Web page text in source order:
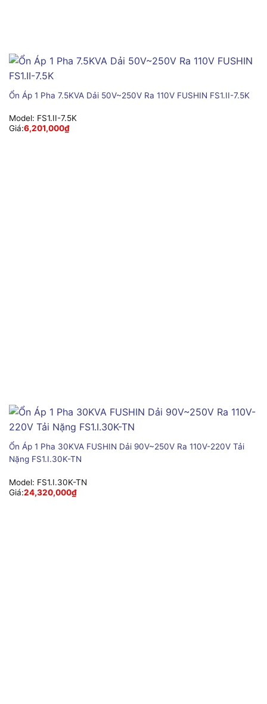
Ổn Áp 1 Pha 7.5KVA Dải 50V~250V Ra 110V FUSHIN FS1.II-7.5K
Model: FS1.II-7.5K
Giá:6,201,000₫
Ổn Áp 1 Pha 30KVA FUSHIN Dải 90V~250V Ra 110V-220V Tải
Nặng FS1.I.30K-TN
Model: FS1.I.30K-TN
Giá:24,320,000₫